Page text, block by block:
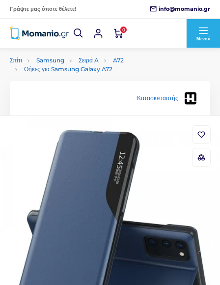
Γράψτε μας όποτε θέλετε! info@momanio.gr
0
Μενού
Σπίτι Samsung Σειρά A
A72
Θήκες για Samsung Galaxy A72
Κατασκευαστής